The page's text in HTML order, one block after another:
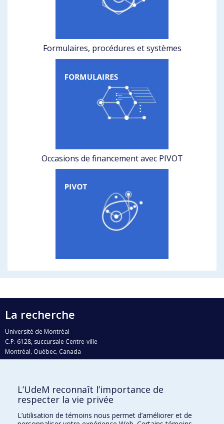
Formulaires, procédures et systèmes
Occasions de financement avec PIVOT
La recherche
Université de Montréal
C.P. 6128, succursale Centre-ville
Montréal, Québec, Canada
H3C 3J7
Qui fait quoi?
Nous trouver
L’UdeM reconnaît l’importance de
respecter la vie privée
L’utilisation de témoins nous permet d’améliorer et de